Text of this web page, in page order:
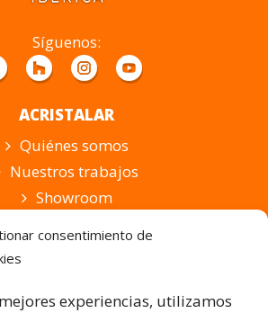
consentimiento de
experiencias, utilizamos
Síguenos:
ACRISTALAR
Quiénes somos
Nuestros trabajos
Showroom
Y SERVICIOS
Bioclimáticas